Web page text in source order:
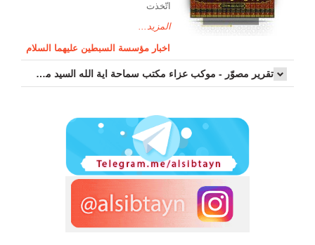
اتّخذت
المزيد...
اخبار مؤسسة السبطين عليهما السلام
تقرير مصوّر - موكب عزاء مکتب سماحة اية الله السيد مرتضى الموسوي الاصفهاني في يوم إستشهاد السيدة فاطم...